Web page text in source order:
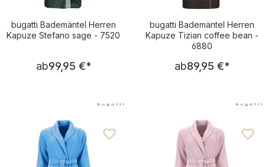
bugatti Bademäntel Herren
Kapuze Stefano sage - 7520
Regulärer Preis:
ab99,95 €*
bugatti Bademäntel Herren
Kapuze Tizian coffee bean -
6880
Regulärer
ab89,95 €*